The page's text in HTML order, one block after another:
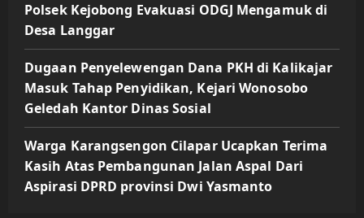
Polsek Kejobong Evakuasi ODGJ Mengamuk di
Desa Langgar
Dugaan Penyelewengan Dana PKH di Kalikajar
Masuk Tahap Penyidikan, Kejari Wonosobo
Geledah Kantor Dinas Sosial
Warga Karangsengon Cilapar Ucapkan Terima
Kasih Atas Pembangunan Jalan Aspal Dari
Aspirasi DPRD provinsi Dwi Yasmanto